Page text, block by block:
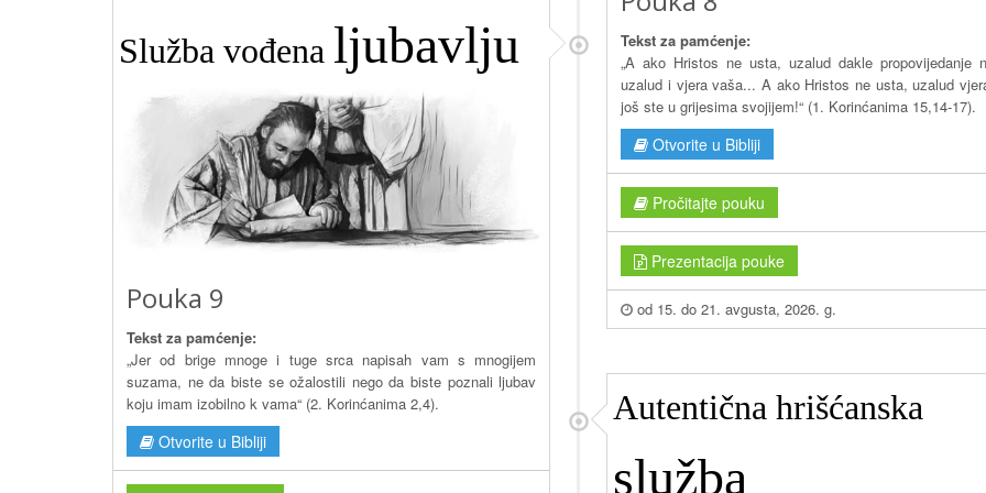
Tekst za pamćenje:
„A ako Hristos ne usta, uzalud dakle propovijedanje
uzalud i vjera vaša... A ako Hristos ne usta, uzalud
još ste u grijesima svojijem!“ (1. Korinćanima 15,14-17).
Otvorite u Bibliji
Pročitajte pouku
Prezentacija pouke
od 15. do 21. avgusta, 2026. g.
Služba vođena ljubavlju
Pouka 9
Tekst za pamćenje:
„Jer od brige mnoge i tuge srca napisah vam s mnogijem
suzama, ne da biste se ožalostili nego da biste poznali ljubav
koju imam izobilno k vama“ (2. Korinćanima 2,4).
Otvorite u Bibliji
Autentična hrišćanska
služba